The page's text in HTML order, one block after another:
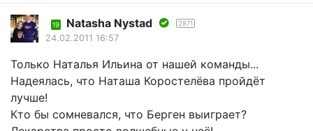
19 Natasha Nystad 2871
24.02.2011 16:57
Только Наталья Ильина от нашей команды...
Надеялась, что Наташа Коростелёва пройдёт
лучше!
Кто бы сомневался, что Берген выиграет?